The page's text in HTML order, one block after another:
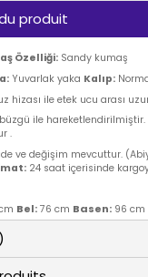
produit
Özelliği: Sandy kumaş
Yuvarlak yaka Kalıp:
hizası ile etek ucu arası
büzgü ile hareketlendirilmiştir.
.
ve değişim mevcuttur.
24 saat içerisinde
Bel: 76 cm Basen: 96 cm